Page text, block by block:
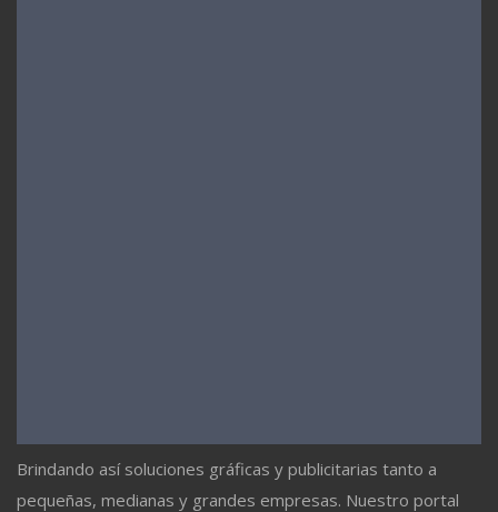
Brindando así soluciones gráficas y publicitarias tanto a
pequeñas, medianas y grandes empresas. Nuestro portal